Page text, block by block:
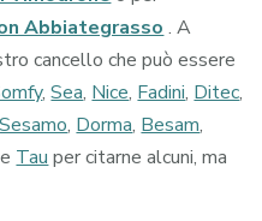
Abbiategrasso . A
cancello che può essere
,Sea, Nice, Fadini, Ditec,
Sesamo, Dorma, Besam,
e Tau per citarne alcuni, ma